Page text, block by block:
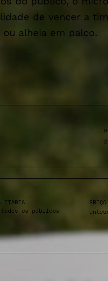
de vencer a
ou alheia em palco.
ETÁRIA
os públicos
PREÇO